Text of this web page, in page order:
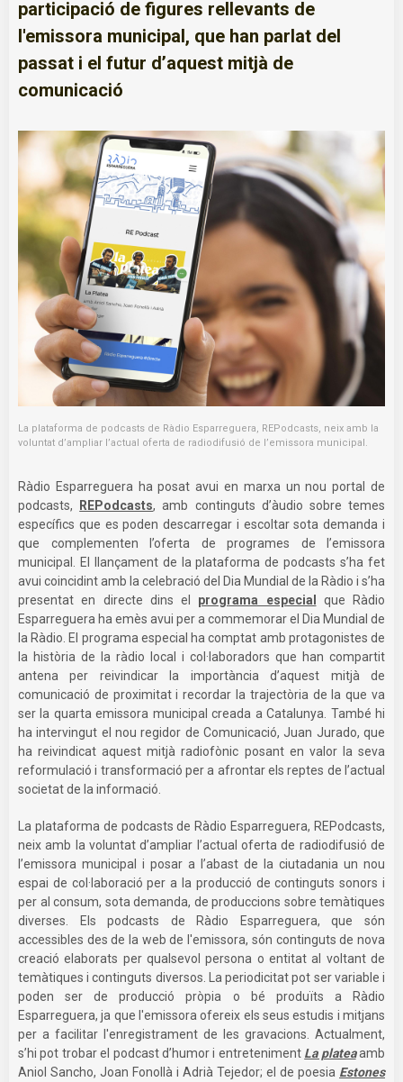
participació de figures rellevants de
l'emissora municipal, que han parlat del
passat i el futur d’aquest mitjà de
comunicació
La plataforma de podcasts de Ràdio Esparreguera, REPodcasts, neix amb la
voluntat d’ampliar l’actual oferta de radiodifusió de l’emissora municipal.
Ràdio Esparreguera ha posat avui en marxa un nou portal de
podcasts,
REPodcasts, amb continguts d’àudio sobre temes
específics que es poden descarregar i escoltar sota demanda i
que complementen l’oferta de programes de l’emissora
municipal. El llançament de la plataforma de podcasts s’ha fet
avui coincidint amb la celebració del Dia Mundial de la Ràdio i s’ha
presentat en directe dins el programa especial
que Ràdio
Esparreguera ha emès avui per a commemorar el Dia Mundial de
la Ràdio. El programa especial ha comptat amb protagonistes de
la història de la ràdio local i col·laboradors que han compartit
antena per reivindicar la importància d’aquest mitjà de
comunicació de proximitat i recordar la trajectòria de la que va
ser la quarta emissora municipal creada a Catalunya. També hi
ha intervingut el nou regidor de Comunicació, Juan Jurado, que
ha reivindicat aquest mitjà radiofònic posant en valor la seva
reformulació i transformació per a afrontar els reptes de l’actual
societat de la informació.
La plataforma de podcasts de Ràdio Esparreguera, REPodcasts,
neix amb la voluntat d’ampliar l’actual oferta de radiodifusió de
l’emissora municipal i posar a l’abast de la ciutadania un nou
espai de col·laboració per a la producció de continguts sonors i
per al consum, sota demanda, de produccions sobre temàtiques
diverses. Els podcasts de Ràdio Esparreguera, que són
accessibles des de la web de l'emissora, són continguts de nova
creació elaborats per qualsevol persona o entitat al voltant de
temàtiques i continguts diversos. La periodicitat pot ser variable i
poden ser de producció pròpia o bé produïts a Ràdio
Esparreguera, ja que l'emissora ofereix els seus estudis i mitjans
per a facilitar l'enregistrament de les gravacions. Actualment,
s’hi pot trobar el podcast d’humor i entreteniment La plateaamb
Aniol Sancho, Joan Fonollà i Adrià Tejedor; el de poesia Estones